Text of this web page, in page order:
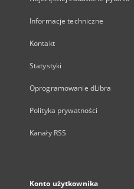
Informacje techniczne
Kontakt
Statystyki
Oprogramowanie dLibra
Polityka prywatności
Kanały RSS
Konto użytkownika